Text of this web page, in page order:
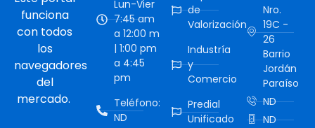
funciona
con todos
los
navegadores
del
mercado.
Lun-Vier
7:45 am
a 12:00 m
| 1:00 pm
a 4:45
pm
Teléfono:
ND
de
Valorización
Industría
y
Comercio
Predial
Unificado
Nro.
19C -
26
Barrio
Jordán
Paraíso
ND
ND